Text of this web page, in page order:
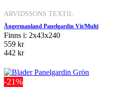
ARVIDSSONS TEXTIL
Ångermanland Panelgardin Vit/Multi
Finns i: 2x43x240
559 kr
442 kr
-21%